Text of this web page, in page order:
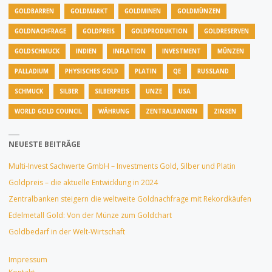
GOLDBARREN GOLDMARKT GOLDMINEN GOLDMÜNZEN
GOLDNACHFRAGE GOLDPREIS GOLDPRODUKTION GOLDRESERVEN
GOLDSCHMUCK INDIEN INFLATION INVESTMENT MÜNZEN
PALLADIUM PHYSISCHES GOLD PLATIN QE RUSSLAND
SCHMUCK SILBER SILBERPREIS UNZE USA
WORLD GOLD COUNCIL WÄHRUNG ZENTRALBANKEN ZINSEN
NEUESTE BEITRÄGE
Multi-Invest Sachwerte GmbH – Investments Gold, Silber und Platin
Goldpreis – die aktuelle Entwicklung in 2024
Zentralbanken steigern die weltweite Goldnachfrage mit Rekordkäufen
Edelmetall Gold: Von der Münze zum Goldchart
Goldbedarf in der Welt-Wirtschaft
Impressum